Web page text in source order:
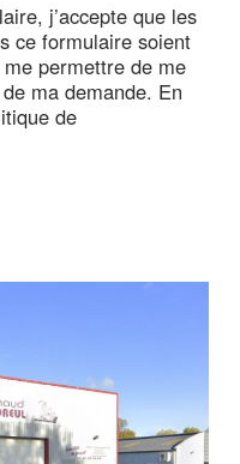
j’accepte que les
ce formulaire soient
permettre de me
ma demande. En
de